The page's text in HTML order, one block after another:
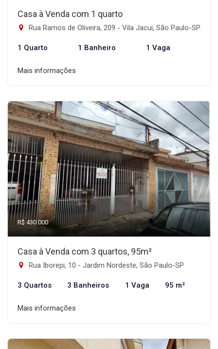
Casa à Venda com 1 quarto
Rua Ramos de Oliveira, 209 - Vila Jacui, São Paulo-SP
1 Quarto 1 Banheiro 1 Vaga
Mais informações
R$ 430.000
Casa à Venda com 3 quartos, 95m²
Rua Iborepi, 10 - Jardim Nordeste, São Paulo-SP
3 Quartos 3 Banheiros 1 Vaga 95 m²
Mais informações